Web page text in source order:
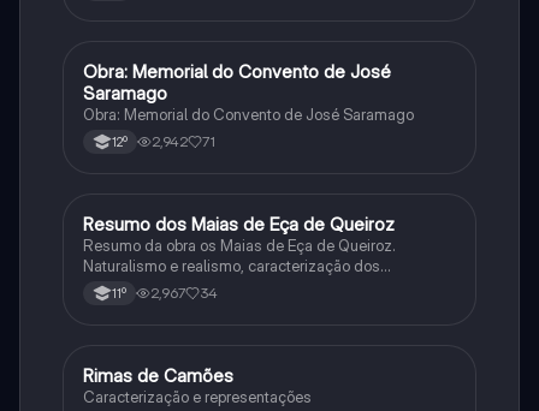
Português
Obra: Memorial do Convento de José
Saramago
Obra: Memorial do Convento de José Saramago
12º 2,942 71
Português
Resumo dos Maias de Eça de Queiroz
Resumo da obra os Maias de Eça de Queiroz.
Naturalismo e realismo, caracterização dos
personagens e contexto histórico.
11º 2,967 34
Português
Rimas de Camões
Caracterização e representações